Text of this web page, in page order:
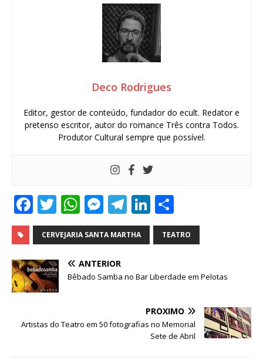
Deco Rodrigues
Editor, gestor de conteúdo, fundador do ecult. Redator e
pretenso escritor, autor do romance Três contra Todos.
Produtor Cultural sempre que possível.
F
a
c
e
b
o
o
k
T
w
it
te
r
W
h
at
s
A
p
M
e
ss
e
n
e
r
T
el
e
ra
Li
n
k
dI
h
ar
CERVEJARIA SANTA MARTHA TEATRO
ANTERIOR
Bêbado Samba no Bar Liberdade em Pelotas
PRÓXIMO
Artistas do Teatro em 50 fotografias no Memorial
Sete de Abril